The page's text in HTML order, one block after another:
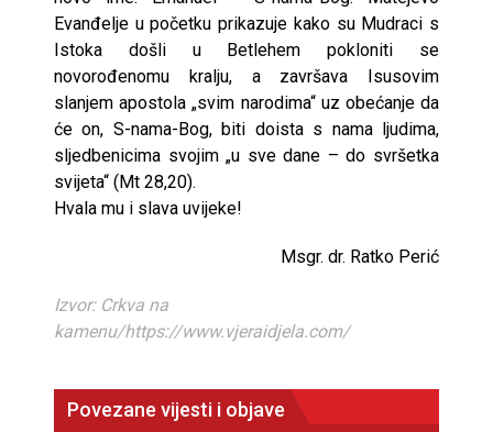
Evanđelje u početku prikazuje kako su Mudraci s
Istoka došli u Betlehem pokloniti se
novorođenomu kralju, a završava Isusovim
slanjem apostola „svim narodima“ uz obećanje da
će on, S-nama-Bog, biti doista s nama ljudima,
sljedbenicima svojim „u sve dane – do svršetka
svijeta“ (Mt 28,20).
Hvala mu i slava uvijeke!
Msgr. dr. Ratko Perić
Izvor: Crkva na
kamenu/https://www.vjeraidjela.com/
Povezane vijesti i objave